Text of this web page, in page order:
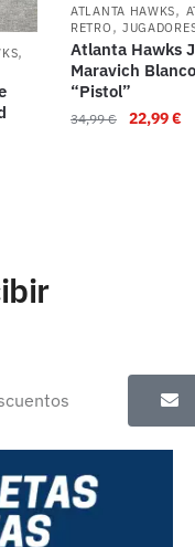
,
ATLANTA HAWKS,
RETRO ,
Atlanta Hawks
Maravich
“Pistol”
34,99€ 22,99€